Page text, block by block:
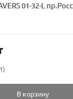
01-32-L
В корзину